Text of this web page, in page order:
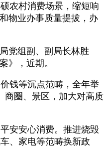
农村消费场景，缩短响
物业办事质量提拔，办
党组副、副局长林胜
》，近期。
钱等沉点范畴，全年举
商圈、景区，加大对高质
安安心消费。推进烧毁
、家电等范畴换新政